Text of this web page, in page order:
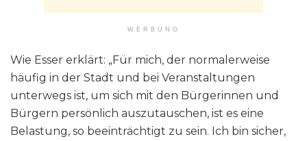
WERBUNG
Wie Esser erklärt: „Für mich, der normalerweise
häufig in der Stadt und bei Veranstaltungen
unterwegs ist, um sich mit den Bürgerinnen und
Bürgern persönlich auszutauschen, ist es eine
Belastung, so beeinträchtigt zu sein. Ich bin sicher,